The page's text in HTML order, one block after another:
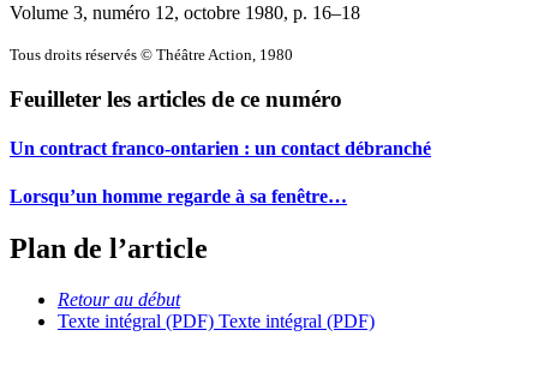
Volume 3, numéro 12, octobre 1980, p. 16–18
Tous droits réservés © Théâtre Action, 1980
Feuilleter les articles de ce numéro
Un contract franco-ontarien : un contact débranché
Lorsqu’un homme regarde à sa fenêtre…
Plan de l’article
Retour au début
Texte intégral (PDF) Texte intégral (PDF)